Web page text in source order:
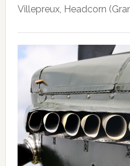
Villepreux, Headcorn